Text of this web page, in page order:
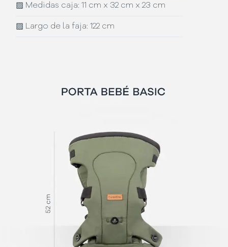
▨ Medidas caja: 11 cm x 32 cm x 23 cm
▨ Largo de la faja: 122 cm